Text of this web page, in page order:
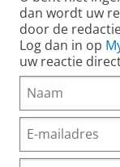
dan wordt uw
door de
Log dan in op
uw reactie